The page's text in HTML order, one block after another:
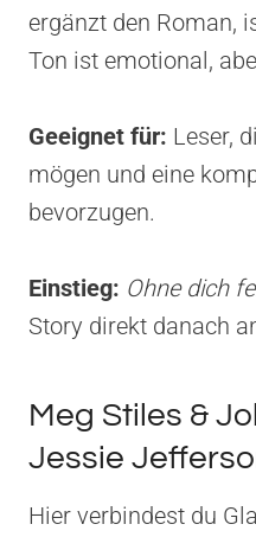
ergänzt den Roman,
Ton ist emotional,
Geeignet für: Leser,
mögen und eine
bevorzugen.
Einstieg: Ohne dich
Story direkt danach
Meg Stiles &
Jessie
Hier verbindest du